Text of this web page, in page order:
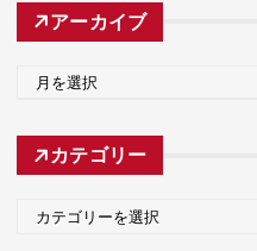
アーカイブ
カ
カテゴリー